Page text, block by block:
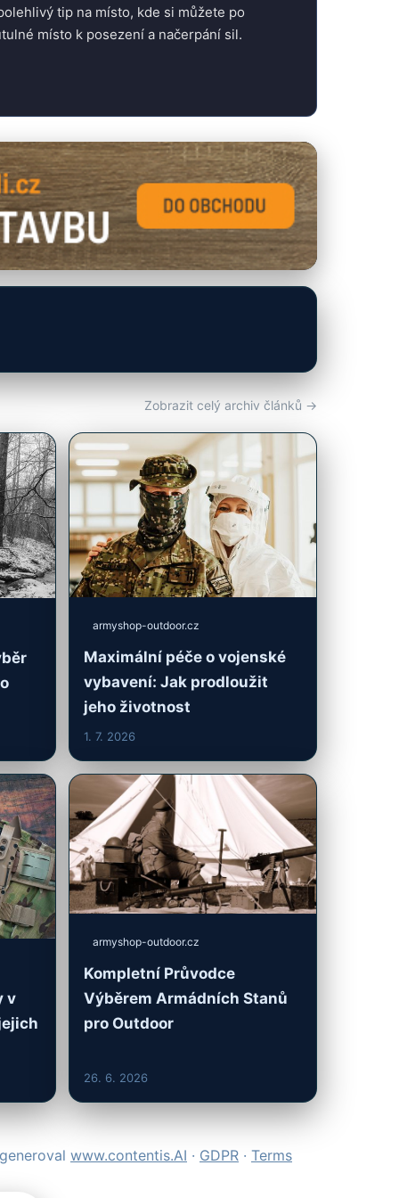
tip na místo, kde si můžete po
místo k posezení a načerpání sil.
Zobrazit celý archiv článků →
armyshop-outdoor.cz
Maximální péče o vojenské
vybavení: Jak prodloužit
jeho životnost
1. 7. 2026
v
armyshop-outdoor.cz
Kompletní Průvodce
Výběrem Armádních Stanů
pro Outdoor
26. 6. 2026
www.contentis.AI · GDPR · Terms